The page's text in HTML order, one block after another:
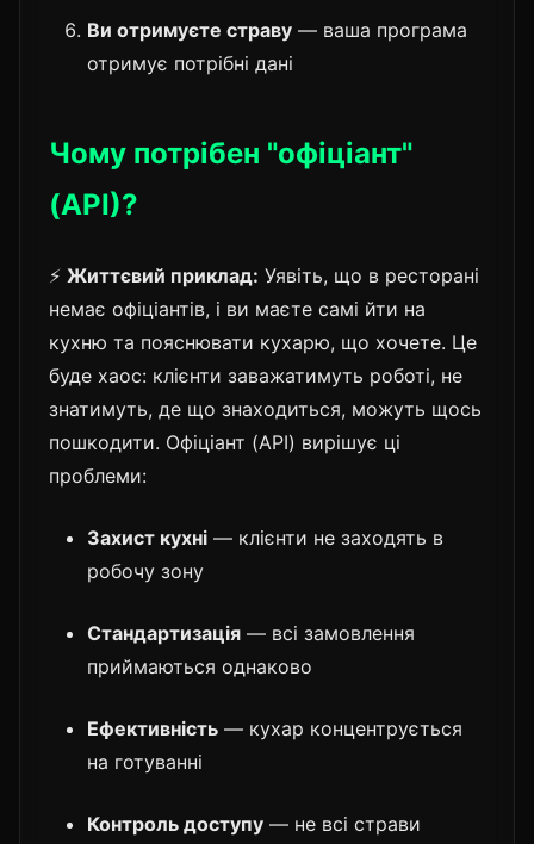
Ви отримуєте страву — ваша програма
отримує потрібні дані
Чому потрібен "офіціант"
(API)?
⚡ Життєвий приклад: Уявіть, що в ресторані
немає офіціантів, і ви маєте самі йти на
кухню та пояснювати кухарю, що хочете. Це
буде хаос: клієнти заважатимуть роботі, не
знатимуть, де що знаходиться, можуть щось
пошкодити. Офіціант (API) вирішує ці
проблеми:
Захист кухні — клієнти не заходять в
робочу зону
Стандартизація — всі замовлення
приймаються однаково
Ефективність — кухар концентрується
на готуванні
Контроль доступу — не всі страви